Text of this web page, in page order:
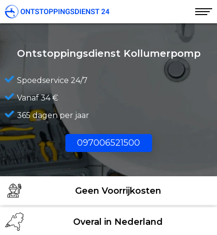
Ontstoppingsdienst Kollumerpomp
Spoedservice 24/7
Vanaf 34 €
365 dagen per jaar
097006521500
Geen Voorrijkosten
Overal in Nederland